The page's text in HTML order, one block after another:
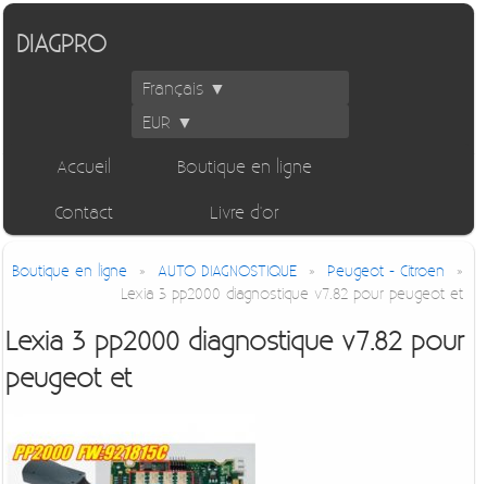
DIAGPRO
Français ▼
EUR ▼
Accueil
Boutique en ligne
Contact
Livre d'or
Boutique en ligne » AUTO DIAGNOSTIQUE » Peugeot - Citroen
»
Lexia 3 pp2000 diagnostique v7.82 pour peugeot et
Lexia 3 pp2000 diagnostique v7.82 pour
peugeot et